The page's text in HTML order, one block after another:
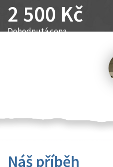
2 500 Kč
Dohodnutá cena
Náš příběh